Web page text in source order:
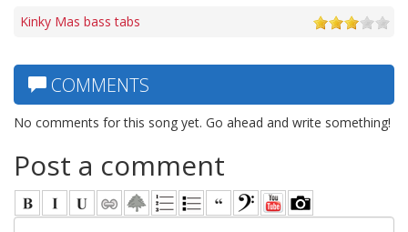
Kinky Mas bass tabs
COMMENTS
No comments for this song yet. Go ahead and write something!
Post a comment